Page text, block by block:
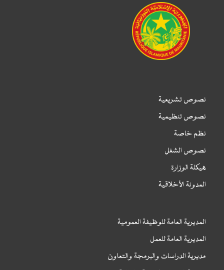
نصوص تشريعية
نصوص تنظيمية
نظم خاصة
نصوص الشغل
هيكلة الوزارة
المدونة الأخلاقية
المديرية العامة للوظيفة العمومية
المديرية العامة للعمل
مديرية الدراسات والبرمجة والتعاون